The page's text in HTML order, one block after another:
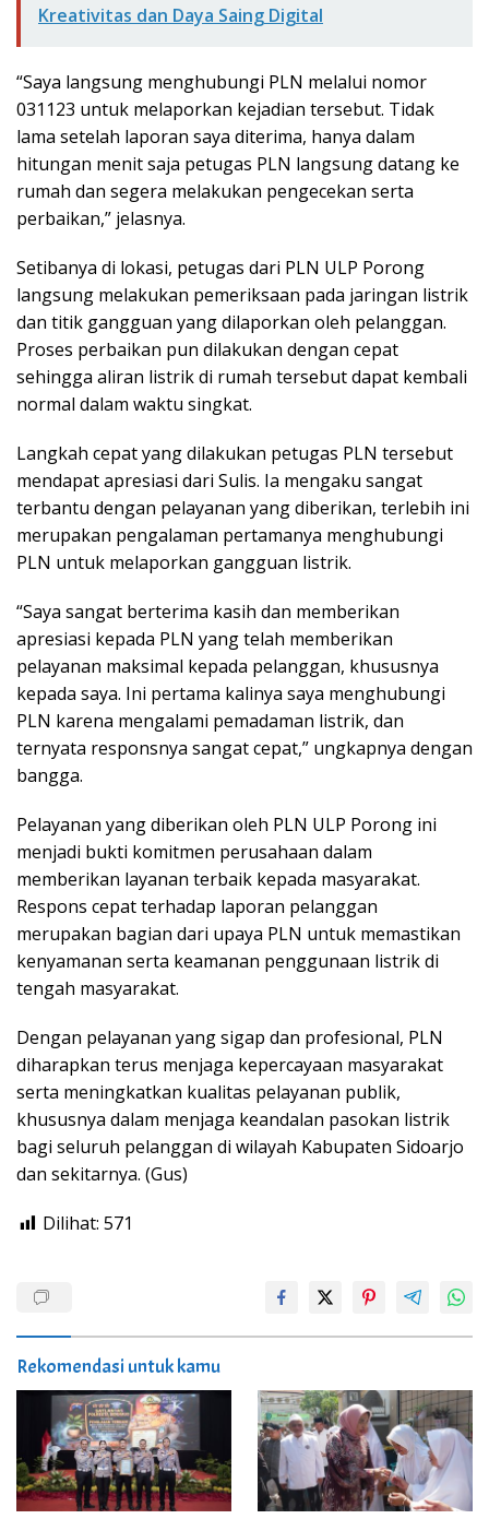
Kreativitas dan Daya Saing Digital
“Saya langsung menghubungi PLN melalui nomor
031123 untuk melaporkan kejadian tersebut. Tidak
lama setelah laporan saya diterima, hanya dalam
hitungan menit saja petugas PLN langsung datang ke
rumah dan segera melakukan pengecekan serta
perbaikan,” jelasnya.
Setibanya di lokasi, petugas dari PLN ULP Porong
langsung melakukan pemeriksaan pada jaringan listrik
dan titik gangguan yang dilaporkan oleh pelanggan.
Proses perbaikan pun dilakukan dengan cepat
sehingga aliran listrik di rumah tersebut dapat kembali
normal dalam waktu singkat.
Langkah cepat yang dilakukan petugas PLN tersebut
mendapat apresiasi dari Sulis. Ia mengaku sangat
terbantu dengan pelayanan yang diberikan, terlebih ini
merupakan pengalaman pertamanya menghubungi
PLN untuk melaporkan gangguan listrik.
“Saya sangat berterima kasih dan memberikan
apresiasi kepada PLN yang telah memberikan
pelayanan maksimal kepada pelanggan, khususnya
kepada saya. Ini pertama kalinya saya menghubungi
PLN karena mengalami pemadaman listrik, dan
ternyata responsnya sangat cepat,” ungkapnya dengan
bangga.
Pelayanan yang diberikan oleh PLN ULP Porong ini
menjadi bukti komitmen perusahaan dalam
memberikan layanan terbaik kepada masyarakat.
Respons cepat terhadap laporan pelanggan
merupakan bagian dari upaya PLN untuk memastikan
kenyamanan serta keamanan penggunaan listrik di
tengah masyarakat.
Dengan pelayanan yang sigap dan profesional, PLN
diharapkan terus menjaga kepercayaan masyarakat
serta meningkatkan kualitas pelayanan publik,
khususnya dalam menjaga keandalan pasokan listrik
bagi seluruh pelanggan di wilayah Kabupaten Sidoarjo
dan sekitarnya. (Gus)
Dilihat: 571
Rekomendasi untuk kamu